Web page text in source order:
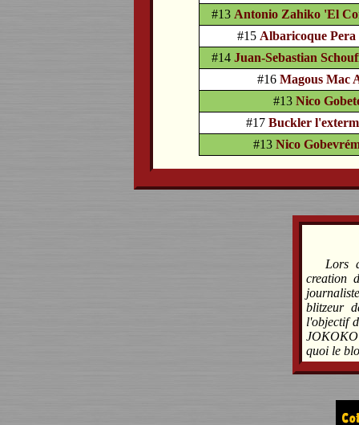
#13 Antonio Zahiko 'El
#15 Albaricoque
#14Juan-Sebastian
#16 Magous Mac
#13Nico
#17 Buckler
#13 Nico
Lors
creation
blitzeur
l'objectif
JOKOKO
quoi le